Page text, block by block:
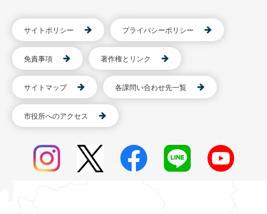
サイトポリシー プライバシーポリシー
免責事項 著作権とリンク
サイトマップ 各課問い合わせ先一覧
市役所へのアクセス